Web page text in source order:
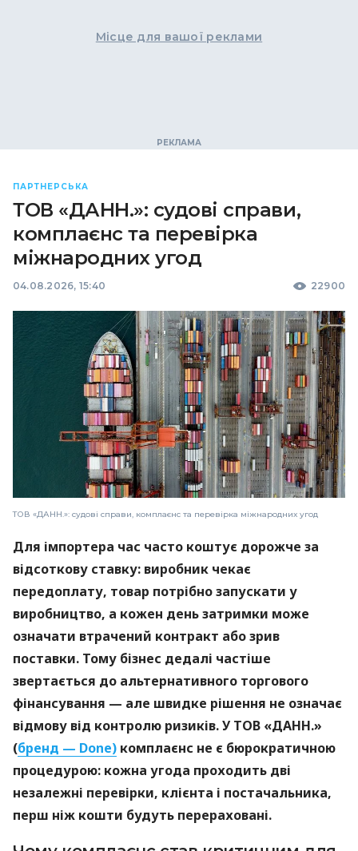
Місце для вашої реклами
ПАРТНЕРСЬКА
ТОВ «ДАНН.»: судові справи,
комплаєнс та перевірка
міжнародних угод
04.08.2026, 15:40 22900
ТОВ «ДАНН.»: судові справи, комплаєнс та перевірка міжнародних угод
Для імпортера час часто коштує дорожче за
відсоткову ставку: виробник чекає
передоплату, товар потрібно запускати у
виробництво, а кожен день затримки може
означати втрачений контракт або зрив
поставки. Тому бізнес дедалі частіше
звертається до альтернативного торгового
фінансування — але швидке рішення не означає
відмову від контролю ризиків. У ТОВ «ДАНН.»
(бренд — Done) комплаєнс не є бюрократичною
процедурою: кожна угода проходить дві
незалежні перевірки, клієнта і постачальника,
перш ніж кошти будуть перераховані.